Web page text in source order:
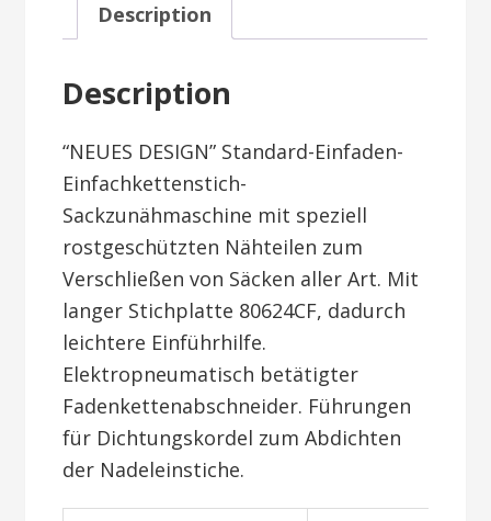
Description
Description
“NEUES DESIGN” Standard-Einfaden-
Einfachkettenstich-
Sackzunähmaschine mit speziell
rostgeschützten Nähteilen zum
Verschließen von Säcken aller Art. Mit
langer Stichplatte 80624CF, dadurch
leichtere Einführhilfe.
Elektropneumatisch betätigter
Fadenkettenabschneider. Führungen
für Dichtungskordel zum Abdichten
der Nadeleinstiche.